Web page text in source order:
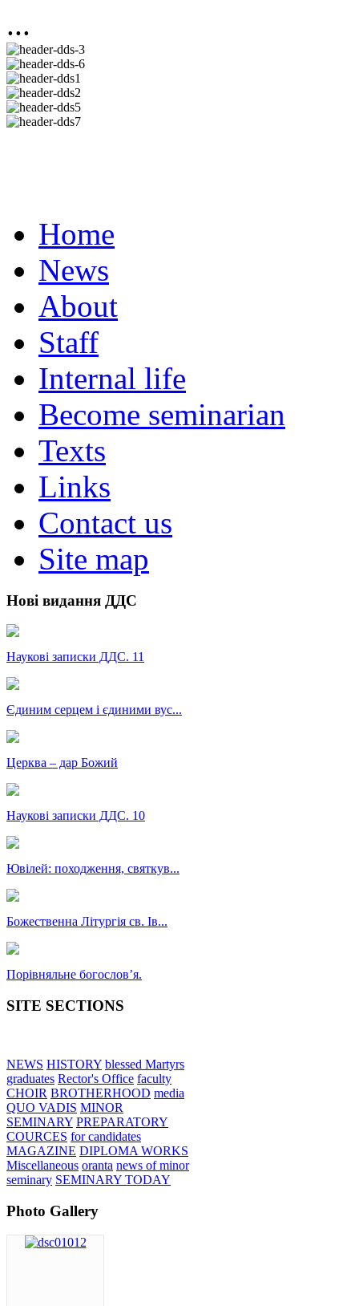
...
Home
News
About
Staff
Internal life
Become seminarian
Texts
Links
Contact us
Site map
Нові видання ДДС
Наукові записки ДДС. 11
Єдиним серцем і єдиними вус...
Церква – дар Божий
Наукові записки ДДС. 10
Ювілей: походження, святкув...
Божественна Літургія св. Ів...
Порівняльне богословʼя.
SITE SECTIONS
NEWS HISTORY blessed Martyrs
graduates Rector's Office faculty
CHOIR BROTHERHOOD media
QUO VADIS MINOR
SEMINARY PREPARATORY
COURCES for candidates
MAGAZINE DIPLOMA WORKS
Miscellaneous oranta news of minor
seminary SEMINARY TODAY
Photo Gallery